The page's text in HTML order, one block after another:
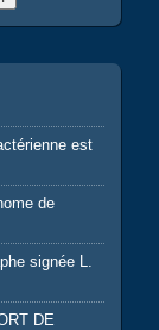
est
de
signée L.
DE